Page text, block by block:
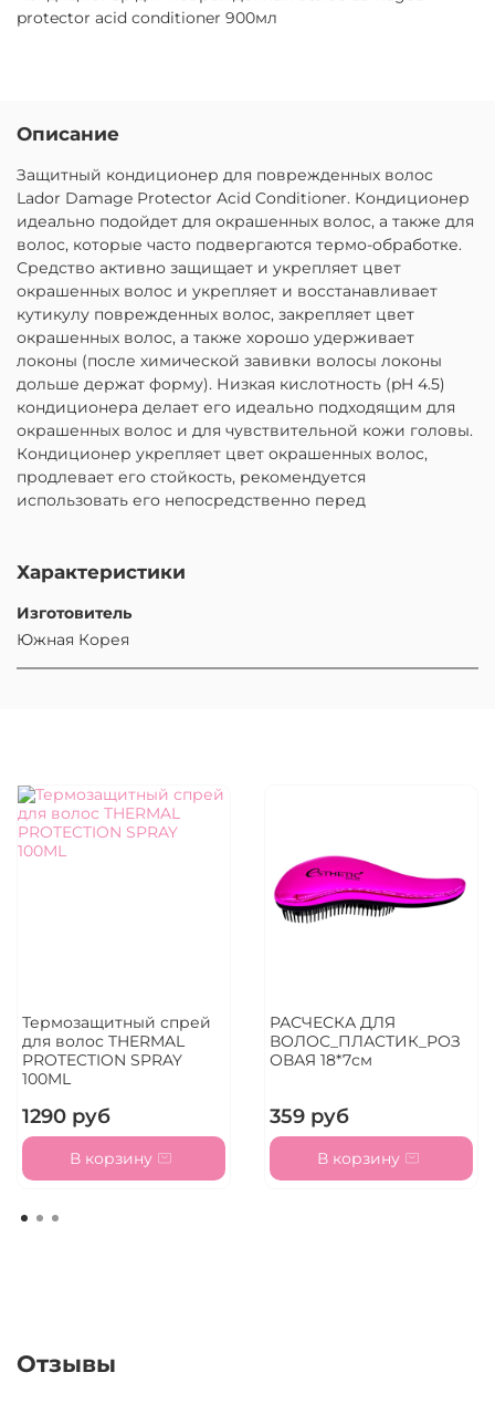
protector acid conditioner 900мл
Описание
Защитный кондиционер для поврежденных волос
Lador Damage Protector Acid Conditioner. Кондиционер
идеально подойдет для окрашенных волос, а также для
волос, которые часто подвергаются термо-обработке.
Средство активно защищает и укрепляет цвет
окрашенных волос и укрепляет и восстанавливает
кутикулу поврежденных волос, закрепляет цвет
окрашенных волос, а также хорошо удерживает
локоны (после химической завивки волосы локоны
дольше держат форму). Низкая кислотность (pH 4.5)
кондиционера делает его идеально подходящим для
окрашенных волос и для чувствительной кожи головы.
Кондиционер укрепляет цвет окрашенных волос,
продлевает его стойкость, рекомендуется
использовать его непосредственно перед
Характеристики
Изготовитель
Южная Корея
Термозащитный спрей
для волос THERMAL
PROTECTION SPRAY
100ML
1290 руб
В корзину
РАСЧЕСКА ДЛЯ
ВОЛОС_ПЛАСТИК_РОЗ
ОВАЯ 18*7см
359 руб
В корзину
Отзывы